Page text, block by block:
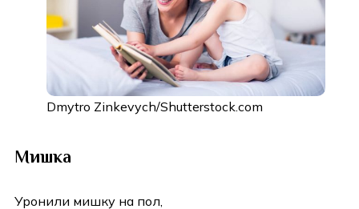
Dmytro Zinkevych/Shutterstock.com
Мишка
Уронили мишку на пол,